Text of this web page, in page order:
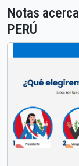
Notas
PERÚ